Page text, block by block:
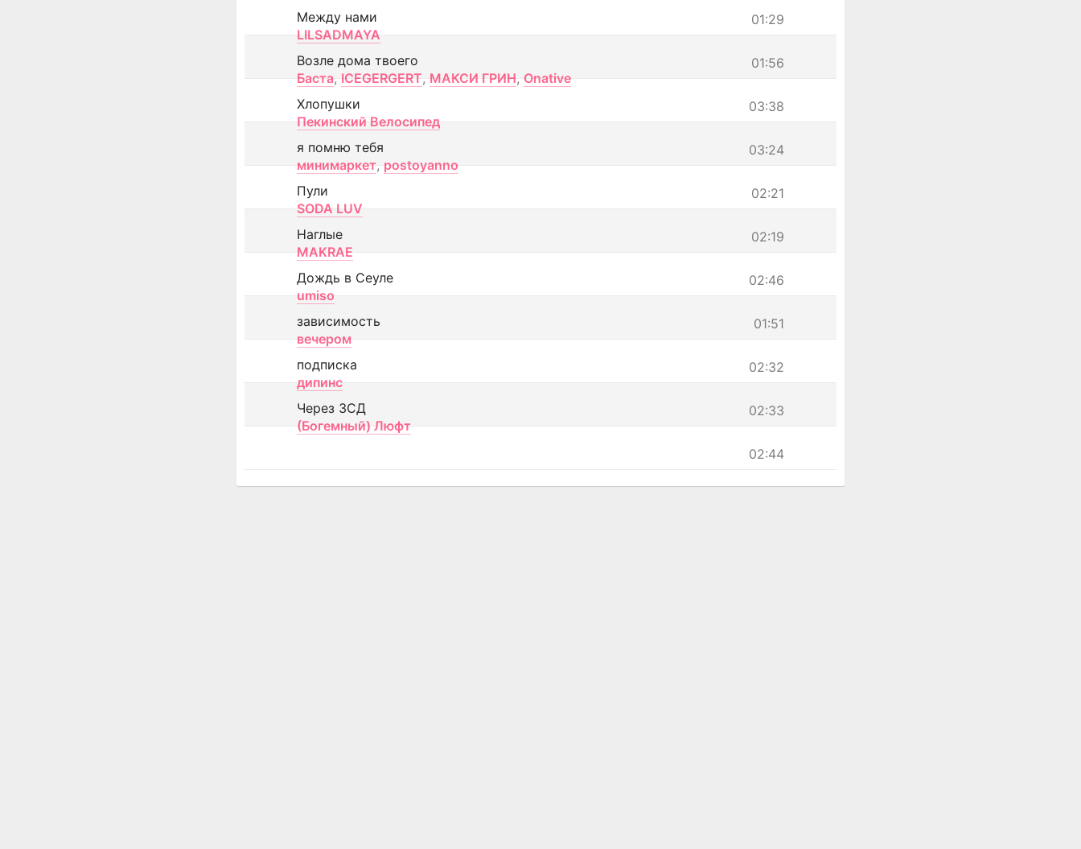
01:29
Между нами
LILSADMAYA
01:56
Возле дома твоего
Баста, ICEGERGERT, МАКСИ ГРИН, Onative
03:38
Хлопушки
Пекинский Велосипед
03:24
я помню тебя
минимаркет, postoyanno
02:21
Пули
SODA LUV
02:19
Наглые
MAKRAE
02:46
Дождь в Сеуле
umiso
01:51
зависимость
вечером
02:32
подписка
дипинс
02:33
Через ЗСД
(Богемный) Люфт
02:44